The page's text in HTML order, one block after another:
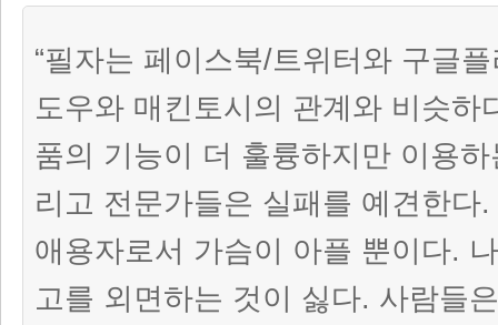
“필자는 페이스북/트위터와 구글
도우와 매킨토시의 관계와 비슷하
품의 기능이 더 훌륭하지만 이용
리고 전문가들은 실패를 예견한다
애용자로서 가슴이 아플 뿐이다.
고를 외면하는 것이 싫다. 사람들